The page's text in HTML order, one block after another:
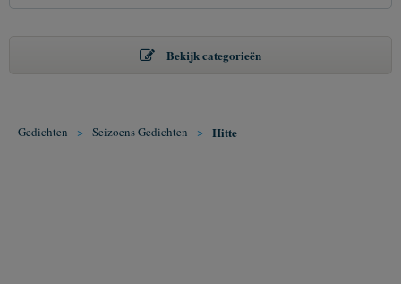
Bekijk categorieën
Gedichten > Seizoens Gedichten > Hitte